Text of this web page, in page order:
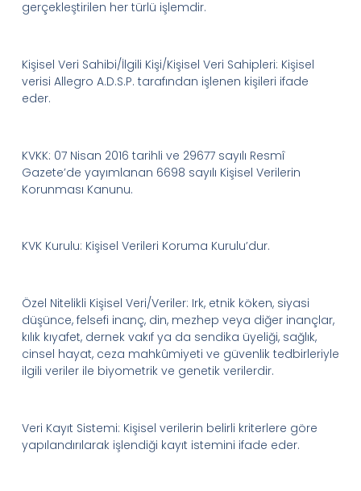
gerçekleştirilen her türlü işlemdir.
Kişisel Veri Sahibi/İlgili Kişi/Kişisel Veri Sahipleri: Kişisel
verisi Allegro A.D.S.P. tarafından işlenen kişileri ifade
eder.
KVKK: 07 Nisan 2016 tarihli ve 29677 sayılı Resmî
Gazete’de yayımlanan 6698 sayılı Kişisel Verilerin
Korunması Kanunu.
KVK Kurulu: Kişisel Verileri Koruma Kurulu’dur.
Özel Nitelikli Kişisel Veri/Veriler: Irk, etnik köken, siyasi
düşünce, felsefi inanç, din, mezhep veya diğer inançlar,
kılık kıyafet, dernek vakıf ya da sendika üyeliği, sağlık,
cinsel hayat, ceza mahkûmiyeti ve güvenlik tedbirleriyle
ilgili veriler ile biyometrik ve genetik verilerdir.
Veri Kayıt Sistemi: Kişisel verilerin belirli kriterlere göre
yapılandırılarak işlendiği kayıt istemini ifade eder.